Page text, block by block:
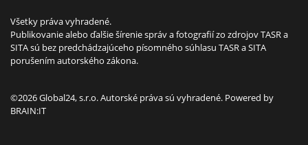
Všetky práva vyhradené.
Publikovanie alebo ďalšie šírenie správ a fotografií zo zdrojov TASR a
SITA sú bez predchádzajúceho písomného súhlasu TASR a SITA
porušením autorského zákona.
©2026 Global24, s.r.o. Autorské práva sú vyhradené. Powered by
BRAIN:IT